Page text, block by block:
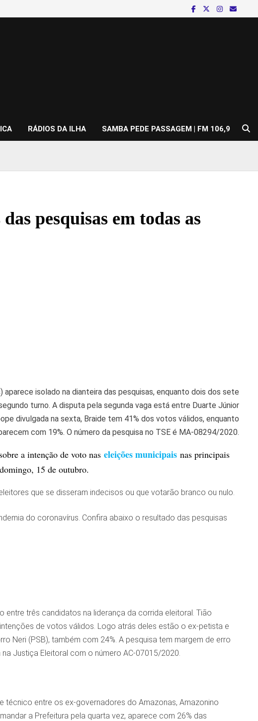
RÁDIOS DA ILHA SAMBA PEDE PASSAGEM | FM 106,9
pesquisas em todas as
isolado na dianteira das pesquisas, enquanto dois dos sete
turno. A disputa pela segunda vaga está entre Duarte Júnior
divulgada na sexta, Braide tem 41% dos votos válidos, enquanto
com 19%. O número da pesquisa no TSE é MA-08294/2020.
a intenção de voto nas eleições municipaisnas principais
15 de outubro.
que se disseram indecisos ou que votarão branco ou nulo.
do coronavírus. Confira abaixo o resultado das pesquisas
três candidatos na liderança da corrida eleitoral. Tião
de votos válidos. Logo atrás deles estão o ex-petista e
Neri (PSB), também com 24%. A pesquisa tem margem de erro
Justiça Eleitoral com o número AC-07015/2020.
técnico entre os ex-governadores do Amazonas, Amazonino
a Prefeitura pela quarta vez, aparece com 26% das